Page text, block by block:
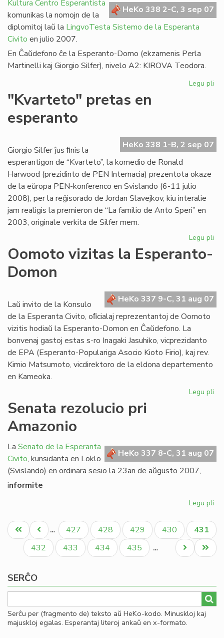
HeKo 338 2-C, 3 sep 07
Kultura Centro Esperantista
komunikas la nomojn de la
diplomitoj laŭ la LingvoTesta Sistemo de la Esperanta
Civito en julio 2007.
En Ĉaŭdefono ĉe la Esperanto-Domo (ekzamenis Perla
Martinelli kaj Giorgio Silfer), nivelo A2: KIROVA Teodora.
Legu pli
"Kvarteto" pretas en
esperanto
HeKo 338 1-B, 2 sep 07
Giorgio Silfer ĵus ﬁnis la
esperantigon de “Kvarteto”, la komedio de Ronald
Harwood (prezidinto de PEN Internacia) prezentota okaze
de la eŭropa PEN-konferenco en Svislando (6-11 julio
2008), per la reĝisorado de Jordan Slavejkov, kiu interalie
jam realigis la premieron de “La familio de Anto Speri” en
2003, originale verkita de Silfer mem.
Legu pli
Oomoto vizitas la Esperanto-
Domon
HeKo 337 9-C, 31 aug 07
Laŭ invito de la Konsulo
de la Esperanta Civito, oﬁcialaj reprezentantoj de Oomoto
vizitis hodiaŭ la Esperanto-Domon en Ĉaŭdefono. La
bonvenaj gastoj estas s-ro Inagaki Jasuhiko, vicprezidanto
de EPA (Esperanto-Populariga Asocio Kioto Firio), kaj rev.
Kimio Matsumoto, vicdirektoro de la eldona departemento
en Kameoka.
Legu pli
Senata rezolucio pri
Amazonio
HeKo 337 8-C, 31 aug 07
La Senato de la Esperanta
Civito, kunsidanta en Loklo
(Svislando) en ordinara sesio la 23an de aŭgusto 2007,
informite
Legu pli
pri
Pagination
Unua
paĝo
Antaŭa
paĝo
… Paĝo
427 Paĝo
428 Paĝo
429 Paĝo
430
Aktuala
paĝo
431
Paĝo
432 Paĝo
433 Paĝo
434 Paĝo
435 …
Last
page
Next
page
SERĈO
Serĉu per (fragmento de) teksto aŭ HeKo-kodo. Minuskloj kaj
majuskloj egalas. Esperantaj literoj ankaŭ en x-formato.